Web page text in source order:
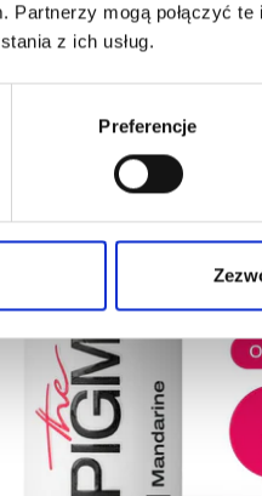
Partnerzy mogą połączyć
z ich usług.
Preferencje